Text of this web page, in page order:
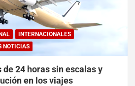
INTERNACIONALES
NOTICIAS
de 24 horas sin escalas y
en los viajes